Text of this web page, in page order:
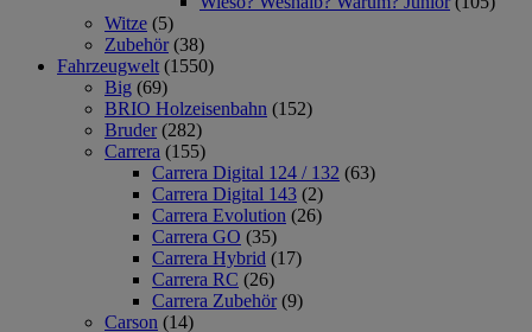
Witze (5)
Zubehör (38)
Fahrzeugwelt (1550)
Big (69)
BRIO Holzeisenbahn (152)
Bruder (282)
Carrera (155)
Carrera Digital 124 / 132 (63)
Carrera Digital 143 (2)
Carrera Evolution (26)
Carrera GO (35)
Carrera Hybrid (17)
Carrera RC (26)
Carrera Zubehör (9)
Carson (14)